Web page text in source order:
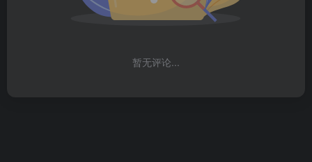
暂无评论...